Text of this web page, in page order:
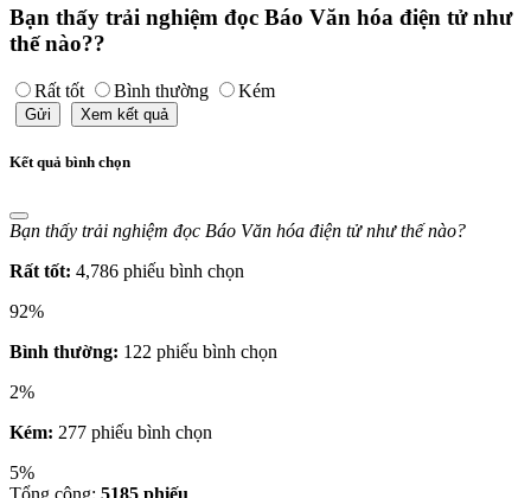
Bạn thấy trải nghiệm đọc Báo Văn hóa điện tử như
thế nào??
Rất tốt Bình thường Kém
Gửi Xem kết quả
Kết quả bình chọn
Bạn thấy trải nghiệm đọc Báo Văn hóa điện tử như thế nào?
Rất tốt: 4,786 phiếu bình chọn
92%
Bình thường: 122 phiếu bình chọn
2%
Kém: 277 phiếu bình chọn
5%
Tổng cộng: 5185 phiếu